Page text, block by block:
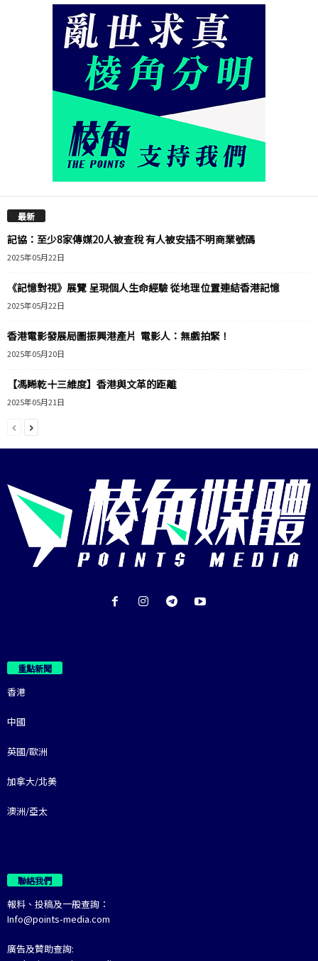
最新
記協：至少8家傳媒20人被查稅 有人被安插不明商業號碼
2025年05月22日
《記憶對視》展覽 呈現個人生命經驗 從地理位置連結香港記憶
2025年05月22日
香港電影發展局圖振興港產片 電影人：無戲拍緊！
2025年05月20日
【馮睎乾十三維度】香港與文革的距離
2025年05月21日
重點新聞
香港
中國
英國/歐洲
加拿大/北美
澳洲/亞太
聯絡我們
報料、投稿及一般查詢：
Info@points-media.com
廣告及贊助查詢: